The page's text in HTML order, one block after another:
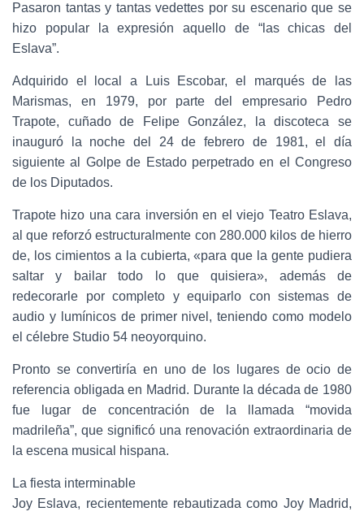
Pasaron tantas y tantas vedettes por su escenario que se
hizo popular la expresión aquello de “las chicas del
Eslava”.
Adquirido el local a Luis Escobar, el marqués de las
Marismas, en 1979, por parte del empresario Pedro
Trapote, cuñado de Felipe González, la discoteca se
inauguró la noche del 24 de febrero de 1981, el día
siguiente al Golpe de Estado perpetrado en el Congreso
de los Diputados.
Trapote hizo una cara inversión en el viejo Teatro Eslava,
al que reforzó estructuralmente con 280.000 kilos de hierro
de, los cimientos a la cubierta, «para que la gente pudiera
saltar y bailar todo lo que quisiera», además de
redecorarle por completo y equiparlo con sistemas de
audio y lumínicos de primer nivel, teniendo como modelo
el célebre Studio 54 neoyorquino.
Pronto se convertiría en uno de los lugares de ocio de
referencia obligada en Madrid. Durante la década de 1980
fue lugar de concentración de la llamada “movida
madrileña”, que significó una renovación extraordinaria de
la escena musical hispana.
La fiesta interminable
Joy Eslava, recientemente rebautizada como Joy Madrid,